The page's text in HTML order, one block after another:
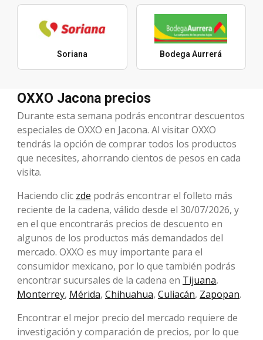
Soriana Bodega Aurrerá
OXXO Jacona precios
Durante esta semana podrás encontrar descuentos
especiales de OXXO en Jacona. Al visitar OXXO
tendrás la opción de comprar todos los productos
que necesites, ahorrando cientos de pesos en cada
visita.
Haciendo clic zde podrás encontrar el folleto más
reciente de la cadena, válido desde el 30/07/2026, y
en el que encontrarás precios de descuento en
algunos de los productos más demandados del
mercado. OXXO es muy importante para el
consumidor mexicano, por lo que también podrás
encontrar sucursales de la cadena en Tijuana,
Monterrey, Mérida, Chihuahua, Culiacán, Zapopan.
Encontrar el mejor precio del mercado requiere de
investigación y comparación de precios, por lo que